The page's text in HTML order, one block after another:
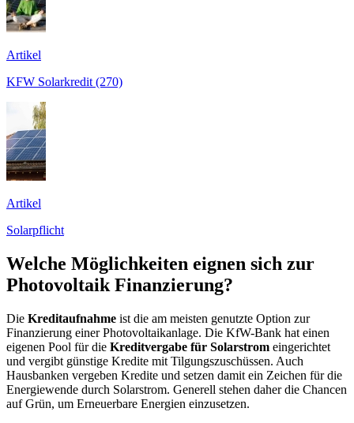
Artikel
KFW Solarkredit (270)
Artikel
Solarpflicht
Welche Möglichkeiten eignen sich zur
Photovoltaik Finanzierung?
Die Kreditaufnahme ist die am meisten genutzte Option zur
Finanzierung einer Photovoltaikanlage. Die KfW-Bank hat einen
eigenen Pool für die Kreditvergabe für Solarstrom eingerichtet
und vergibt günstige Kredite mit Tilgungszuschüssen. Auch
Hausbanken vergeben Kredite und setzen damit ein Zeichen für die
Energiewende durch Solarstrom. Generell stehen daher die Chancen
auf Grün, um Erneuerbare Energien einzusetzen.